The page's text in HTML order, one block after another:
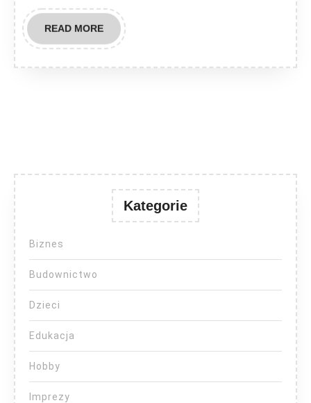
bram
READ MOREREAD
MORE
Kategorie
Biznes
Budownictwo
Dzieci
Edukacja
Hobby
Imprezy